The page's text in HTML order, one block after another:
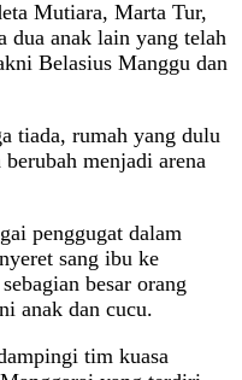
Mutiara, Marta Tur,
dua anak lain yang telah
Belasius Manggu dan
tiada, rumah yang dulu
menjadi arena
penggugat dalam
sang ibu ke
besar orang
anak dan cucu.
tim kuasa